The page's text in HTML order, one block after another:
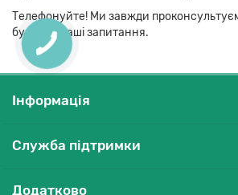
Телефонуйте! Ми завжди
будь-які Ваші запитання.
Інформація
Служба підтримки
Додатково